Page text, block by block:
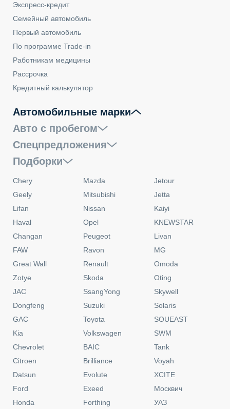
Экспресс-кредит
Семейный автомобиль
Первый автомобиль
По программе Trade-in
Работникам медицины
Рассрочка
Кредитный калькулятор
Автомобильные марки
Авто с пробегом
Спецпредложения
Подборки
Chery
Geely
Lifan
Haval
Changan
FAW
Great Wall
Zotye
JAC
Dongfeng
GAC
Kia
Chevrolet
Citroen
Datsun
Ford
Honda
Mazda
Mitsubishi
Nissan
Opel
Peugeot
Ravon
Renault
Skoda
SsangYong
Suzuki
Toyota
Volkswagen
BAIC
Brilliance
Evolute
Exeed
Forthing
Jetour
Jetta
Kaiyi
KNEWSTAR
Livan
MG
Omoda
Oting
Skywell
Solaris
SOUEAST
SWM
Tank
Voyah
XCITE
Москвич
УАЗ